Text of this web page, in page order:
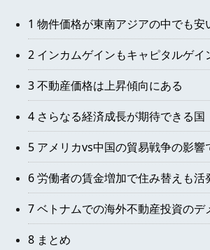
1 物件価格が東南アジアの中でも安
2 インカムゲインもキャピタルゲイ
3 不動産価格は上昇傾向にある
4 さらなる経済成長が期待できる国
5 アメリカvs中国の貿易戦争の影響
6 労働者の賃金増加で住み替えも活
7 ベトナムでの海外不動産投資のデ
8 まとめ